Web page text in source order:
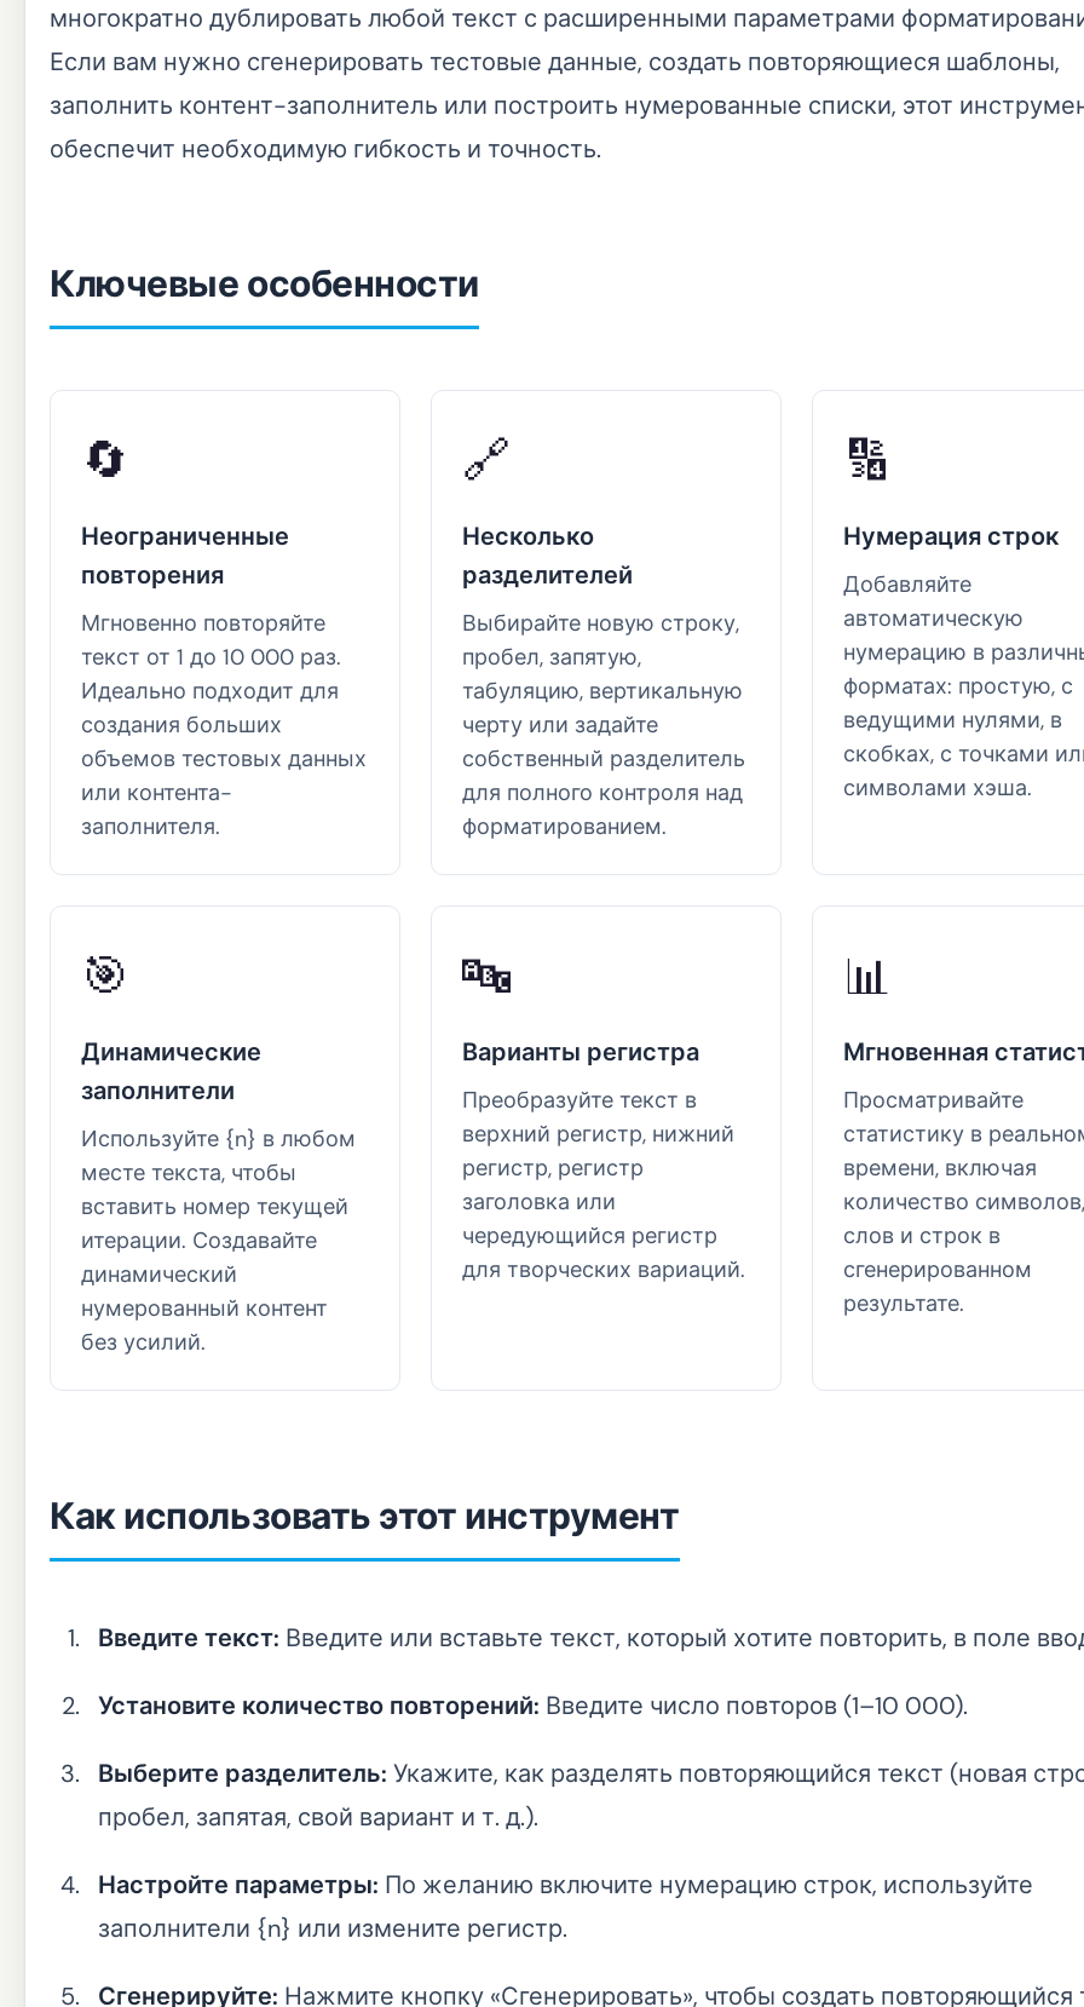
многократно дублировать любой текст с расширенными параметрами
Если вам нужно сгенерировать тестовые данные, создать повторяющиеся шаблоны,
заполнить контент-заполнитель или построить нумерованные списки, этот
обеспечит необходимую гибкость и точность.
Ключевые особенности
🔄
Неограниченные
повторения
Мгновенно повторяйте
текст от 1 до 10 000 раз.
Идеально подходит для
создания больших
объемов тестовых данных
или контента-
заполнителя.
🔗
Несколько
разделителей
Выбирайте новую строку,
пробел, запятую,
табуляцию, вертикальную
черту или задайте
собственный разделитель
для полного контроля над
форматированием.
🔢
Нумерация строк
Добавляйте
автоматическую
нумерацию в
форматах: простую, с
ведущими нулями, в
скобках, с точками
символами хэша.
🎯
Динамические
заполнители
Используйте {n} в любом
месте текста, чтобы
вставить номер текущей
итерации. Создавайте
динамический
нумерованный контент
без усилий.
🔤
Варианты регистра
Преобразуйте текст в
верхний регистр, нижний
регистр, регистр
заголовка или
чередующийся регистр
для творческих вариаций.
📊
Мгновенная
Просматривайте
статистику в
времени, включая
количество символов,
слов и строк в
сгенерированном
результате.
Как использовать этот инструмент
Введите текст: Введите или вставьте текст, который хотите повторить, в поле
Установите количество повторений: Введите число повторов (1–10 000).
Выберите разделитель: Укажите, как разделять повторяющийся текст (новая
пробел, запятая, свой вариант и т. д.).
Настройте параметры: По желанию включите нумерацию строк, используйте
заполнители {n} или измените регистр.
Сгенерируйте: Нажмите кнопку «Сгенерировать», чтобы создать повторяющийся